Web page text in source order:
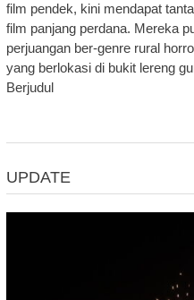
film pendek, kini mendapat
film panjang perdana. Mereka
perjuangan ber-genre rural
yang berlokasi di bukit lereng
Berjudul
UPDATE